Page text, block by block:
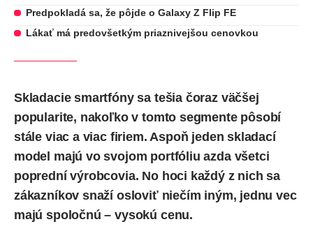
Predpokladá sa, že pôjde o Galaxy Z Flip FE
Lákať má predovšetkým priaznivejšou cenovkou
Skladacie smartfóny sa tešia čoraz väčšej
popularite, nakoľko v tomto segmente pôsobí
stále viac a viac firiem. Aspoň jeden skladací
model majú vo svojom portfóliu azda všetci
poprední výrobcovia. No hoci každý z nich sa
zákazníkov snaží osloviť niečím iným, jednu vec
majú spoločnú – vysokú cenu.